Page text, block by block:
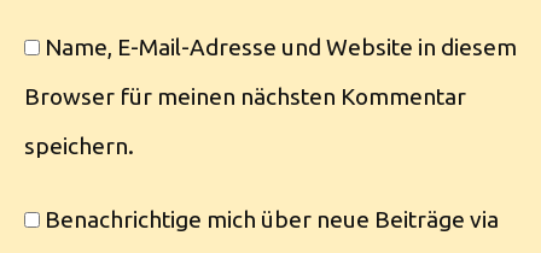
Name, E-Mail-Adresse und Website in diesem
Browser für meinen nächsten Kommentar
speichern.
Benachrichtige mich über neue Beiträge via